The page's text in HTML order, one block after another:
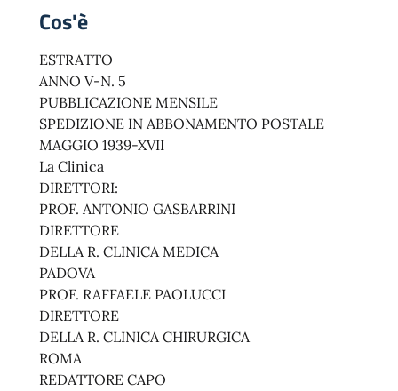
Cos'è
ESTRATTO
ANNO V-N. 5
PUBBLICAZIONE MENSILE
SPEDIZIONE IN ABBONAMENTO POSTALE
MAGGIO 1939-XVII
La Clinica
DIRETTORI:
PROF. ANTONIO GASBARRINI
DIRETTORE
DELLA R. CLINICA MEDICA
PADOVA
PROF. RAFFAELE PAOLUCCI
DIRETTORE
DELLA R. CLINICA CHIRURGICA
ROMA
REDATTORE CAPO